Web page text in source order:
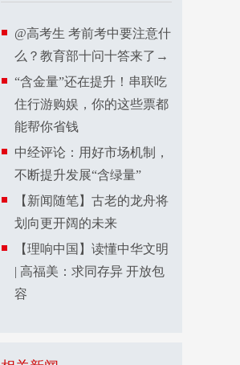
@高考生 考前考中要注意什
么？教育部十问十答来了→
“含金量”还在提升！串联吃
住行游购娱，你的这些票都
能帮你省钱
中经评论：用好市场机制，
不断提升发展“含绿量”
【新闻随笔】古老的龙舟将
划向更开阔的未来
【理响中国】读懂中华文明
| 高福美：求同存异 开放包
容